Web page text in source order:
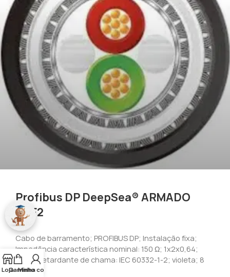
Profibus DP DeepSea® ARMADO
SHF2
Cabo de barramento; PROFIBUS DP; Instalação fixa;
Impedância característica nominal: 150 Ω; 1x2x0,64;
SHF2; Retardante de chama: IEC 60332-1-2; violeta; 8
mm
LojaCarrinho
Minha conta